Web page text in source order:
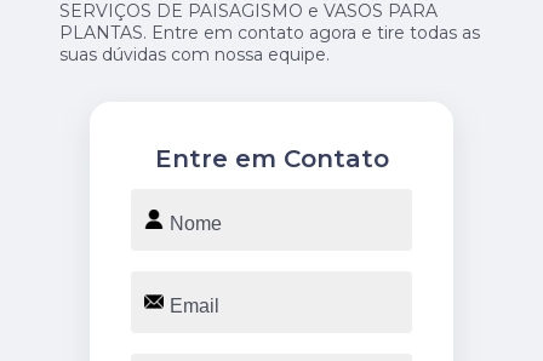
SERVIÇOS DE PAISAGISMO e VASOS PARA
PLANTAS. Entre em contato agora e tire todas as
suas dúvidas com nossa equipe.
Entre em Contato